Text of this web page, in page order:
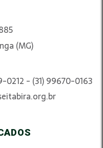
(MG)
0212 - (31) 99670-0163